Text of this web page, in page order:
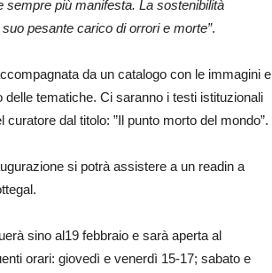
sempre più manifesta. La sostenibilità
pesante carico di orrori e morte”.
da un catalogo con le immagini e
delle tematiche. Ci saranno i testi istituzionali
curatore dal titolo: ”Il punto morto del mondo”.
si potrà assistere a un readin a
sino al19 febbraio e sarà aperta al
orari: giovedì e venerdì 15-17; sabato e